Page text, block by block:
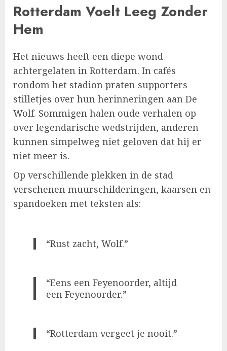
Rotterdam Voelt Leeg Zonder
Hem
Het nieuws heeft een diepe wond
achtergelaten in Rotterdam. In cafés
rondom het stadion praten supporters
stilletjes over hun herinneringen aan De
Wolf. Sommigen halen oude verhalen op
over legendarische wedstrijden, anderen
kunnen simpelweg niet geloven dat hij er
niet meer is.
Op verschillende plekken in de stad
verschenen muurschilderingen, kaarsen en
spandoeken met teksten als:
“Rust zacht, Wolf.”
“Eens een Feyenoorder, altijd
een Feyenoorder.”
“Rotterdam vergeet je nooit.”